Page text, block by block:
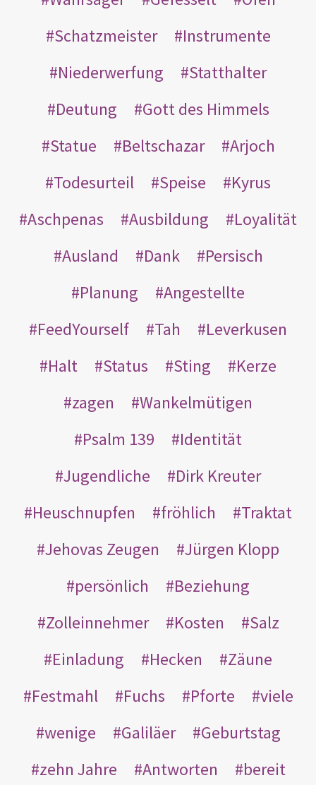
Schatzmeister
Instrumente
Niederwerfung
Statthalter
Deutung
Gott des Himmels
Statue
Beltschazar
Arjoch
Todesurteil
Speise
Kyrus
Aschpenas
Ausbildung
Loyalität
Ausland
Dank
Persisch
Planung
Angestellte
FeedYourself
Tah
Leverkusen
Halt
Status Sting
Kerze
zagen
Wankelmütigen
Psalm 139
Identität
Jugendliche
Dirk Kreuter
Heuschnupfen
fröhlich
Traktat
Jehovas Zeugen
Jürgen Klopp
persönlich
Beziehung
Zolleinnehmer
Kosten
Salz
Einladung
Hecken
Zäune
Festmahl
Fuchs Pforte
viele
wenige
Galiläer
Geburtstag
zehn Jahre
Antworten bereit